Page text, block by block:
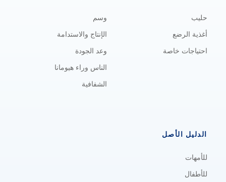
حليب
أغذية الرضع
احتياجات خاصة
وسم
الإنتاج والاستدامة
وعد الجودة
الناس وراء هيومانا
الشفافية
الدليل الأصل
للأمهات
للأطفال